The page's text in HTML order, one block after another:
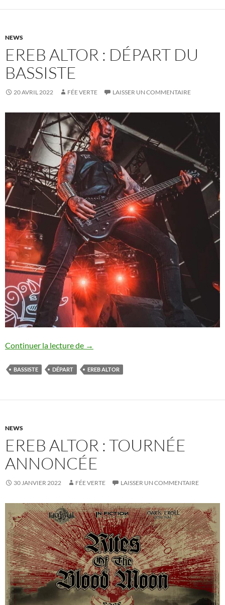
NEWS
EREB ALTOR : DÉPART DU
BASSISTE
20 AVRIL 2022 FÉE VERTE LAISSER UN COMMENTAIRE
Continuer la lecture de Ereb Altor : départ du bassiste
→
BASSISTE DÉPART EREB ALTOR
NEWS
EREB ALTOR : TOURNÉE
ANNONCÉE
30 JANVIER 2022 FÉE VERTE LAISSER UN COMMENTAIRE